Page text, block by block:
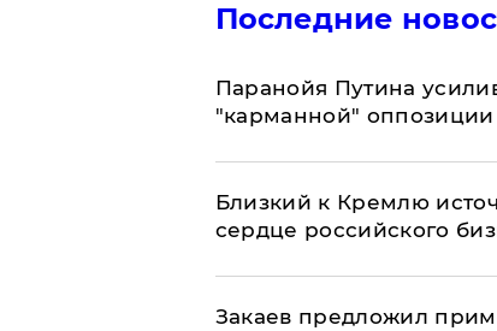
Последние
Паранойя Путина
"карманной" оппозиции
Близкий к Кремлю
сердце российского
Закаев предложил